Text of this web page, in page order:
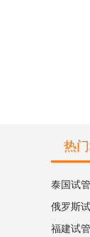
热
泰国试
俄罗斯
福建试